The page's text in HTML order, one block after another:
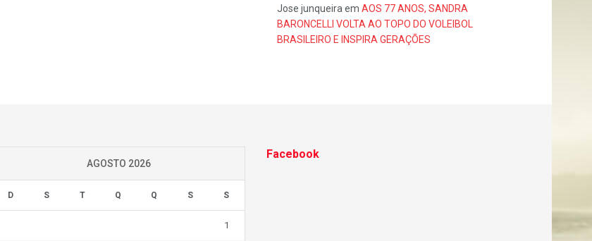
Jose junqueira em AOS 77 ANOS, SANDRA
BARONCELLI VOLTA AO TOPO DO VOLEIBOL
BRASILEIRO E INSPIRA GERAÇÕES
AGOSTO 2026
D S T Q Q S S
1
Facebook